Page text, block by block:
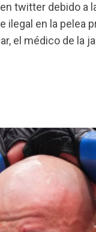
twitter debido a
en la pelea
el médico de la